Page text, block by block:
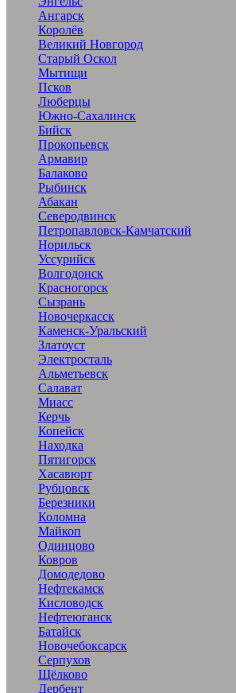
Ангарск
Королёв
Великий Новгород
Старый Оскол
Мытищи
Псков
Люберцы
Южно-Сахалинск
Бийск
Прокопьевск
Армавир
Балаково
Рыбинск
Абакан
Северодвинск
Петропавловск-Камчатский
Норильск
Уссурийск
Волгодонск
Красногорск
Сызрань
Новочеркасск
Каменск-Уральский
Златоуст
Электросталь
Альметьевск
Салават
Миасс
Керчь
Копейск
Находка
Пятигорск
Хасавюрт
Рубцовск
Березники
Коломна
Майкоп
Одинцово
Ковров
Домодедово
Нефтекамск
Кисловодск
Нефтеюганск
Батайск
Новочебоксарск
Серпухов
Щёлково
Дербент